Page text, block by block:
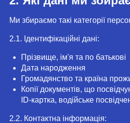
Ми збираємо такі категорії
2.1. Ідентифікаційні дані:
Прізвище, ім'я та по батькові
Дата народження
Громадянство та країна
Копії документів, що
ID-картка, водійське
2.2. Контактна інформація: